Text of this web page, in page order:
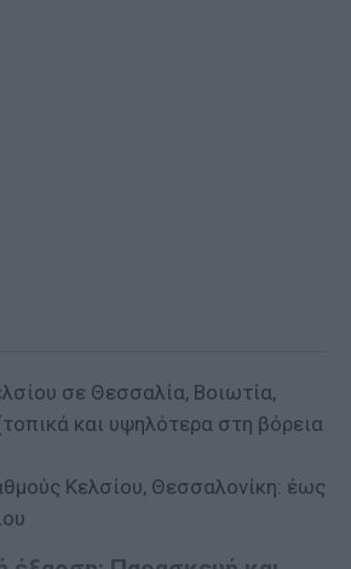
σε Θεσσαλία, Βοιωτία,
και υψηλότερα στη βόρεια
Κελσίου, Θεσσαλονίκη: έως